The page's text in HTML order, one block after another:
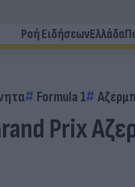
Ροή ΕιδήσεωνΕλλάδα
Formula 1
Prix